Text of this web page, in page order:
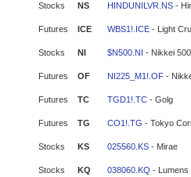
Stocks NS HINDUNILVR.NS -
Futures ICE WBS1!.ICE - Light
Stocks NI $N500.NI - Nikkei 500
Futures OF NI225_M1!.OF -
Futures TC TGD1!.TC - Golg
Futures TG CO1!.TG - Tokyo
Stocks KS 025560.KS - Mirae
Stocks KQ 038060.KQ - Lumens